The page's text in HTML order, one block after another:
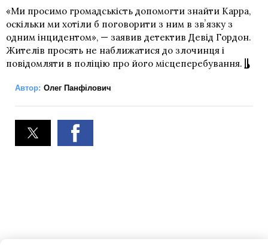
«Ми просимо громадськість допомогти знайти Карра,
оскільки ми хотіли б поговорити з ним в звʼязку з
одним інцидентом», — заявив детектив Девід Гордон.
Жителів просять не наближатися до злочинця і
повідомляти в поліцію про його місцеперебування.
Автор: Олег Панфілович